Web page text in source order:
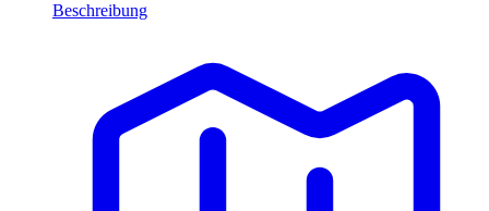
Beschreibung